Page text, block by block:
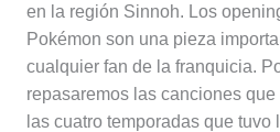
en la región Sinnoh. Los
Pokémon son una pieza
cualquier fan de la franquicia.
repasaremos las canciones
las cuatro temporadas que tuvo